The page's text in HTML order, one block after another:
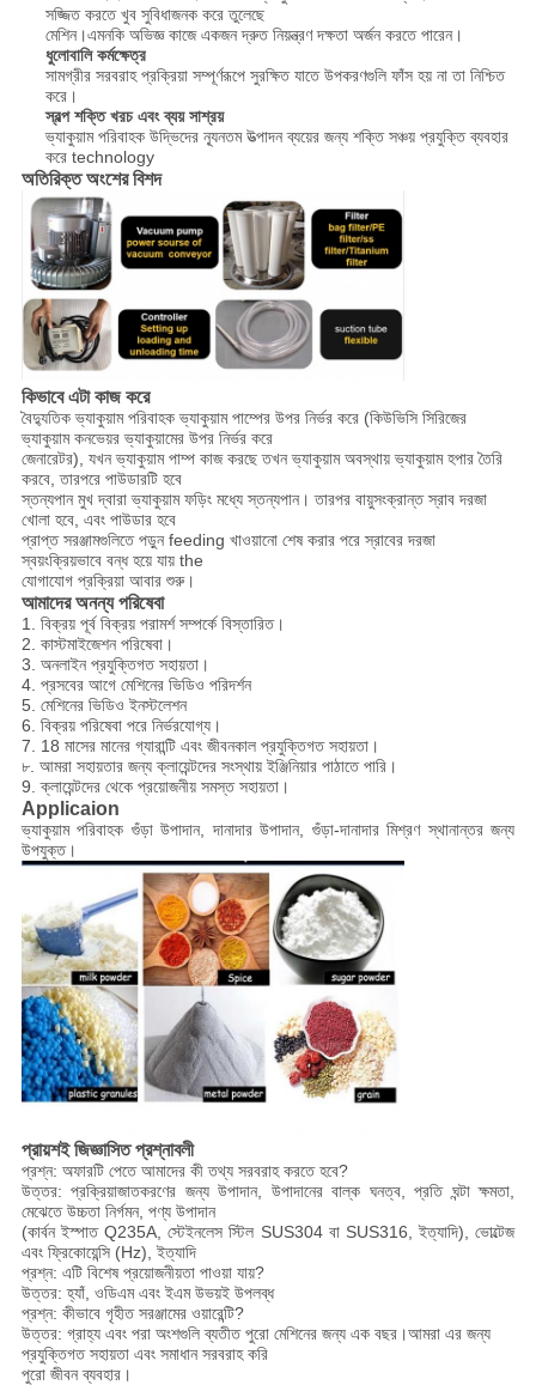
সজ্জিত করতে খুব সুবিধাজনক করে তুলেছে
মেশিন।এমনকি অভিজ্ঞ কাজে একজন দ্রুত নিয়ন্ত্রণ দক্ষতা অর্জন করতে পারেন।
ধুলোবালি কর্মক্ষেত্র
সামগ্রীর সরবরাহ প্রক্রিয়া সম্পূর্ণরূপে সুরক্ষিত যাতে উপকরণগুলি ফাঁস হয় না তা নিশ্চিত
করে।
স্বল্প শক্তি খরচ এবং ব্যয় সাশ্রয়
ভ্যাকুয়াম পরিবাহক উদ্ভিদের ন্যূনতম উত্পাদন ব্যয়ের জন্য শক্তি সঞ্চয় প্রযুক্তি ব্যবহার
করে technology
অতিরিক্ত অংশের বিশদ
কিভাবে এটা কাজ করে
বৈদ্যুতিক ভ্যাকুয়াম পরিবাহক ভ্যাকুয়াম পাম্পের উপর নির্ভর করে (কিউভিসি সিরিজের
ভ্যাকুয়াম কনভেয়র ভ্যাকুয়ামের উপর নির্ভর করে
জেনারেটর), যখন ভ্যাকুয়াম পাম্প কাজ করছে তখন ভ্যাকুয়াম অবস্থায় ভ্যাকুয়াম হপার তৈরি
করবে, তারপরে পাউডারটি হবে
স্তন্যপান মুখ দ্বারা ভ্যাকুয়াম ফড়িং মধ্যে স্তন্যপান। তারপর বায়ুসংক্রান্ত স্রাব দরজা
খোলা হবে, এবং পাউডার হবে
প্রাপ্ত সরঞ্জামগুলিতে পড়ুন feeding খাওয়ানো শেষ করার পরে স্রাবের দরজা
স্বয়ংক্রিয়ভাবে বন্ধ হয়ে যায় the
যোগাযোগ প্রক্রিয়া আবার শুরু।
আমাদের অনন্য পরিষেবা
1. বিক্রয় পূর্ব বিক্রয় পরামর্শ সম্পর্কে বিস্তারিত।
2. কাস্টমাইজেশন পরিষেবা।
3. অনলাইন প্রযুক্তিগত সহায়তা।
4. প্রসবের আগে মেশিনের ভিডিও পরিদর্শন
5. মেশিনের ভিডিও ইনস্টলেশন
6. বিক্রয় পরিষেবা পরে নির্ভরযোগ্য।
7. 18 মাসের মানের গ্যারান্টি এবং জীবনকাল প্রযুক্তিগত সহায়তা।
৮. আমরা সহায়তার জন্য ক্লায়েন্টদের সংস্থায় ইঞ্জিনিয়ার পাঠাতে পারি।
9. ক্লায়েন্টদের থেকে প্রয়োজনীয় সমস্ত সহায়তা।
Applicaion
ভ্যাকুয়াম পরিবাহক গুঁড়া উপাদান, দানাদার উপাদান, গুঁড়া-দানাদার মিশ্রণ স্থানান্তর জন্য
উপযুক্ত।
প্রায়শই জিজ্ঞাসিত প্রশ্নাবলী
প্রশ্ন: অফারটি পেতে আমাদের কী তথ্য সরবরাহ করতে হবে?
উত্তর: প্রক্রিয়াজাতকরণের জন্য উপাদান, উপাদানের বাল্ক ঘনত্ব, প্রতি ঘন্টা ক্ষমতা,
মেঝেতে উচ্চতা নির্গমন, পণ্য উপাদান
(কার্বন ইস্পাত Q235A, স্টেইনলেস স্টিল SUS304 বা SUS316, ইত্যাদি), ভোল্টেজ
এবং ফ্রিকোয়েন্সি (Hz), ইত্যাদি
প্রশ্ন: এটি বিশেষ প্রয়োজনীয়তা পাওয়া যায়?
উত্তর: হ্যাঁ, ওডিএম এবং ইএম উভয়ই উপলব্ধ
প্রশ্ন: কীভাবে গৃহীত সরঞ্জামের ওয়ারেন্টি?
উত্তর: গ্রাহ্য এবং পরা অংশগুলি ব্যতীত পুরো মেশিনের জন্য এক বছর।আমরা এর জন্য
প্রযুক্তিগত সহায়তা এবং সমাধান সরবরাহ করি
পুরো জীবন ব্যবহার।